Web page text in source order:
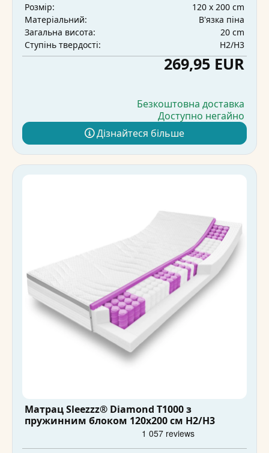
Розмір:
120 x 200 cm
Матеріальний:
В'язка піна
Загальна висота:
20 cm
Ступінь твердості:
H2/H3
269,95 EUR
Безкоштовна доставка
Доступно негайно
Дізнайтеся більше
Матрац Sleezzz® Diamond T1000 з
пружинним блоком 120x200 см H2/H3